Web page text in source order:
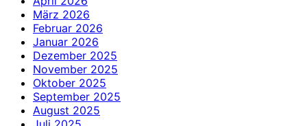
März 2026
Februar 2026
Januar 2026
Dezember 2025
November 2025
Oktober 2025
September 2025
August 2025